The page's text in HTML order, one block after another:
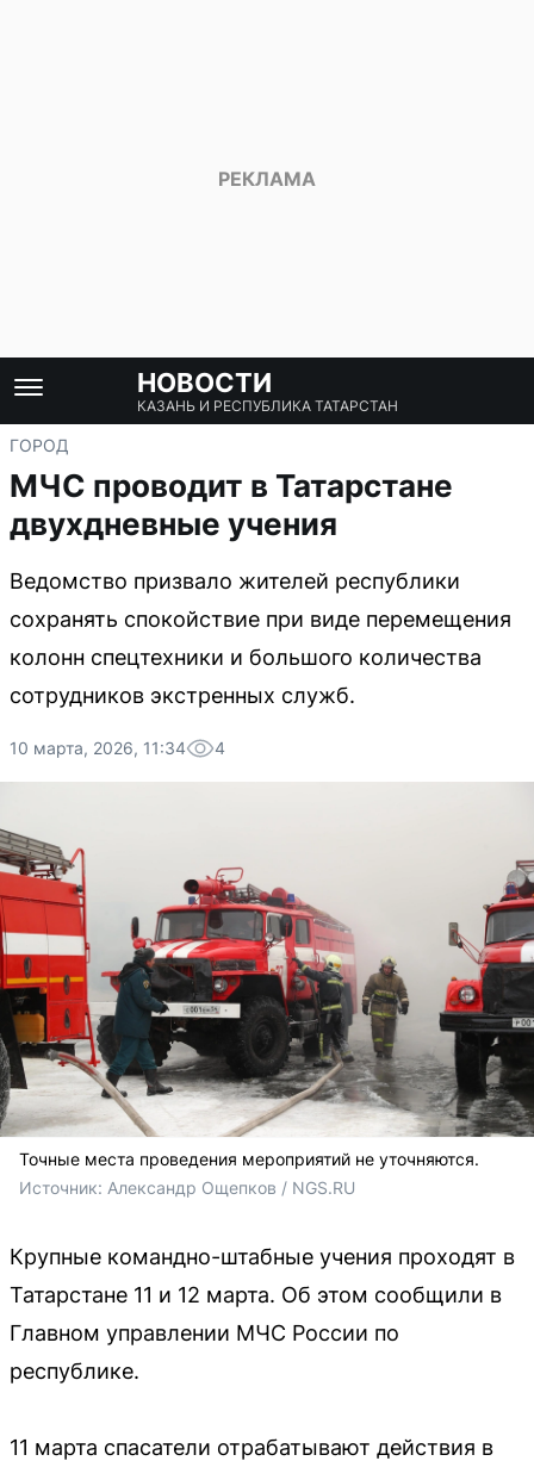
НОВОСТИ
КАЗАНЬ И РЕСПУБЛИКА ТАТАРСТАН
ГОРОД
МЧС проводит в Татарстане
двухдневные учения
Ведомство призвало жителей республики
сохранять спокойствие при виде перемещения
колонн спецтехники и большого количества
сотрудников экстренных служб.
10 марта, 2026, 11:34 4
Точные места проведения мероприятий не уточняются.
Источник: Александр Ощепков / NGS.RU
Крупные командно-штабные учения проходят в
Татарстане 11 и 12 марта. Об этом сообщили в
Главном управлении МЧС России по
республике.
11 марта спасатели отрабатывают действия в